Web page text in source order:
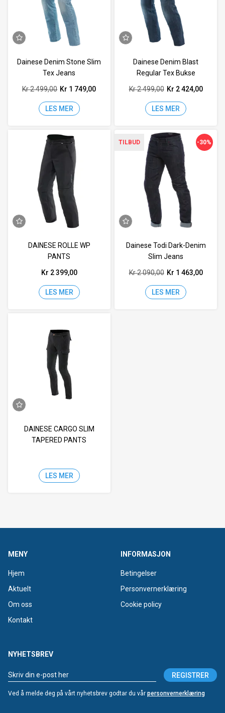
Dainese Denim Stone Slim
Tex Jeans
Kr 2 499,00 Kr 1 749,00
LES MER
Dainese Denim Blast
Regular Tex Bukse
Kr 2 499,00 Kr 2 424,00
LES MER
DAINESE ROLLE WP
PANTS
Kr 2 399,00
LES MER
TILBUD
Dainese Todi Dark-Denim
Slim Jeans
-30%
Kr 2 090,00 Kr 1 463,00
LES MER
DAINESE CARGO SLIM
TAPERED PANTS
LES MER
MENY
Hjem
Aktuelt
Om oss
Kontakt
INFORMASJON
Betingelser
Personvernerklæring
Cookie policy
NYHETSBREV
REGISTRER
Ved å melde deg på vårt nyhetsbrev godtar du vår personvernerklæring